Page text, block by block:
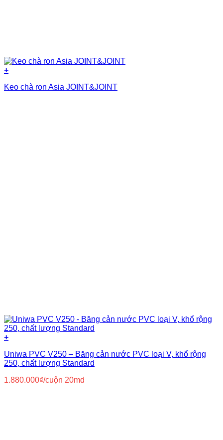
+
Keo chà ron Asia JOINT&JOINT
+
Uniwa PVC V250 – Băng cản nước PVC loại V, khổ rộng
250, chất lượng Standard
1.880.000₫/cuộn 20md